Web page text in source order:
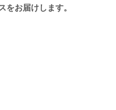
お届けします。